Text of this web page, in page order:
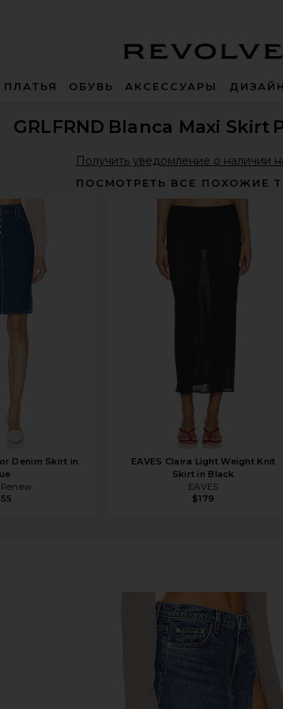
ПЛАТЬЯ ОБУВЬ АКСЕССУАРЫ
GRLFRND Blanca Maxi Skirt
Получить уведомление о наличии
ПОСМОТРЕТЬ ВСЕ ПОХОЖИЕ
Denim Skirt in
EAVES Claira Light Weight Knit
Skirt in Black
EAVES
$179